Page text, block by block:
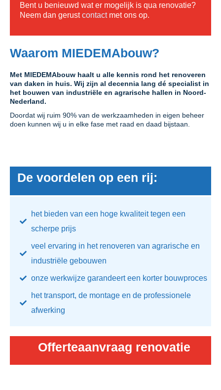
Bent u benieuwd wat er mogelijk is qua renovatie?
Neem dan gerustcontact met ons op.
Waarom MIEDEMAbouw?
Met MIEDEMAbouw haalt u alle kennis rond het renoveren
van daken in huis. Wij zijn al decennia lang dé specialist in
het bouwen van industriële en agrarische hallen in Noord-
Nederland.
Doordat wij ruim 90% van de werkzaamheden in eigen beheer
doen kunnen wij u in elke fase met raad en daad bijstaan.
De voordelen op een rij:
het bieden van een hoge kwaliteit tegen een
scherpe prijs
veel ervaring in het renoveren van agrarische en
industriële gebouwen
onze werkwijze garandeert een korter bouwproces
het transport, de montage en de professionele
afwerking
Offerteaanvraag renovatie